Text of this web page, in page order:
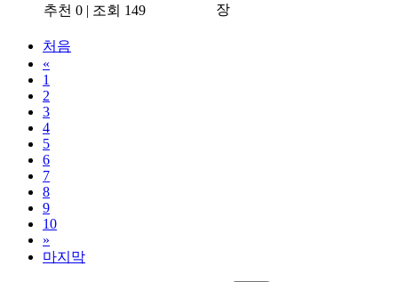
추천 0 | 조회 149
장
처음
«
1
2
3
4
5
6
7
8
9
10
»
마지막